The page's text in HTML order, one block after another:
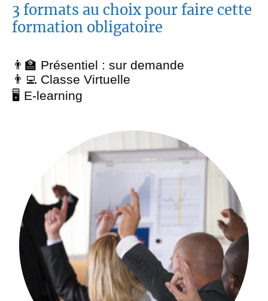
3 formats au choix pour faire cette
formation obligatoire
👨‍🏫 Présentiel : sur demande
👨‍💻 Classe Virtuelle
🖥️ E-learning